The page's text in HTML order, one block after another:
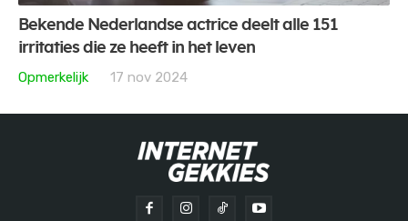
Bekende Nederlandse actrice deelt alle 151
irritaties die ze heeft in het leven
Opmerkelijk
17 nov 2024